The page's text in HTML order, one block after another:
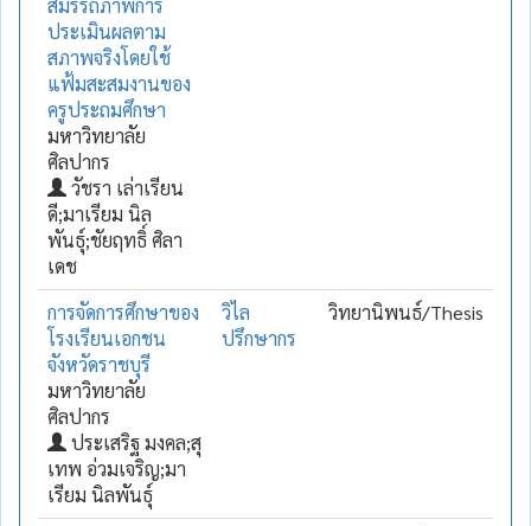
ประเมินผลตาม
สภาพจริงโดยใช้
แฟ้มสะสมงานของ
ครูประถมศึกษา
มหาวิทยาลัย
ศิลปากร
วัชรา เล่าเรียน
ดี;มาเรียม นิล
พันธุ์;ชัยฤทธิ์ ศิลา
เดช
การจัดการศึกษาของ
โรงเรียนเอกชน
จังหวัดราชบุรี
มหาวิทยาลัย
ศิลปากร
ประเสริฐ มงคล;สุ
เทพ อ่วมเจริญ;มา
เรียม นิลพันธุ์
วิไล
ปรึกษากร
วิทยานิพนธ์/Thesis